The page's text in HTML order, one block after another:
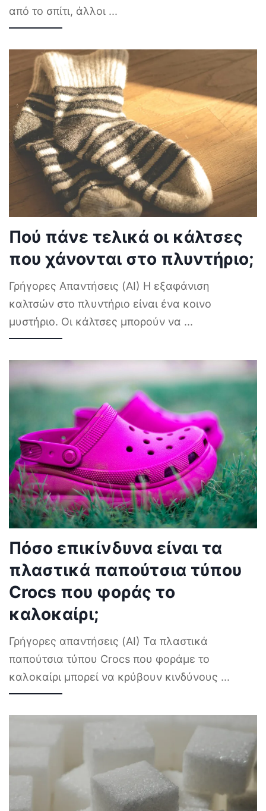
από το σπίτι, άλλοι ...
Πού πάνε τελικά οι κάλτσες
που χάνονται στο πλυντήριο;
Γρήγορες Απαντήσεις (AI) Η εξαφάνιση
καλτσών στο πλυντήριο είναι ένα κοινο
μυστήριο. Οι κάλτσες μπορούν να ...
Πόσο επικίνδυνα είναι τα
πλαστικά παπούτσια τύπου
Crocs που φοράς το
καλοκαίρι;
Γρήγορες απαντήσεις (AI) Τα πλαστικά
παπούτσια τύπου Crocs που φοράμε το
καλοκαίρι μπορεί να κρύβουν κινδύνους ...